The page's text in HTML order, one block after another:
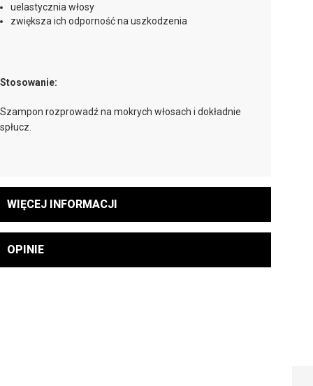
uelastycznia włosy
zwiększa ich odporność na uszkodzenia
Stosowanie:
Szampon rozprowadź na mokrych włosach i dokładnie
spłucz.
WIĘCEJ INFORMACJI
OPINIE